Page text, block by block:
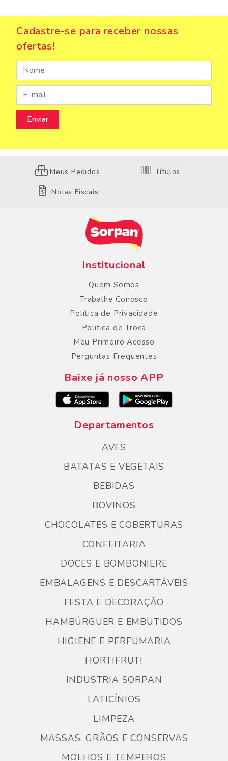
Cadastre-se para receber nossas
ofertas!
Meus Pedidos Títulos
Notas Fiscais
Institucional
Quem Somos
Trabalhe Conosco
Política de Privacidade
Politica de Troca
Meu Primeiro Acesso
Perguntas Frequentes
Baixe já nosso APP
Departamentos
AVES
BATATAS E VEGETAIS
BEBIDAS
BOVINOS
CHOCOLATES E COBERTURAS
CONFEITARIA
DOCES E BOMBONIERE
EMBALAGENS E DESCARTÁVEIS
FESTA E DECORAÇÃO
HAMBÚRGUER E EMBUTIDOS
HIGIENE E PERFUMARIA
HORTIFRUTI
INDUSTRIA SORPAN
LATICÍNIOS
LIMPEZA
MASSAS, GRÃOS E CONSERVAS
MOLHOS E TEMPEROS